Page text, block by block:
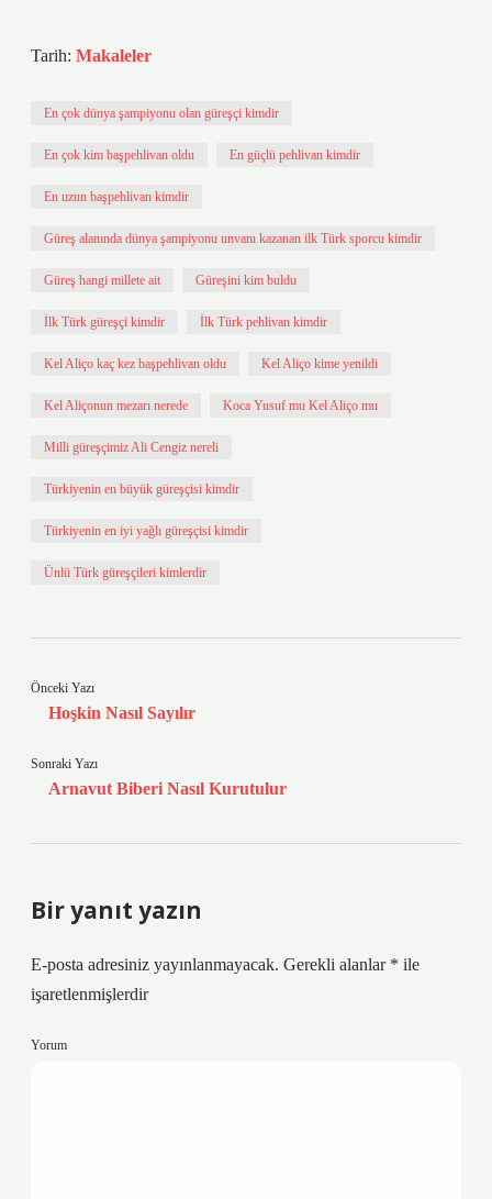
Tarih: Makaleler
En çok dünya şampiyonu olan güreşçi kimdir
En çok kim başpehlivan oldu En güçlü pehlivan kimdir
En uzun başpehlivan kimdir
Güreş alanında dünya şampiyonu unvanı kazanan ilk Türk sporcu kimdir
Güreş hangi millete ait Güreşini kim buldu
İlk Türk güreşçi kimdir İlk Türk pehlivan kimdir
Kel Aliço kaç kez başpehlivan oldu Kel Aliço kime yenildi
Kel Aliçonun mezarı nerede Koca Yusuf mu Kel Aliço mu
Milli güreşçimiz Ali Cengiz nereli
Türkiyenin en büyük güreşçisi kimdir
Türkiyenin en iyi yağlı güreşçisi kimdir
Ünlü Türk güreşçileri kimlerdir
Önceki Yazı
Hoşkin Nasıl Sayılır
Sonraki Yazı
Arnavut Biberi Nasıl Kurutulur
Bir yanıt yazın
E-posta adresiniz yayınlanmayacak. Gerekli alanlar * ile
işaretlenmişlerdir
Yorum